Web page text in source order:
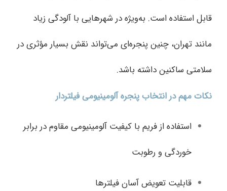
قابل استفاده است. به‌ویژه در شهرهایی با آلودگی زیاد
مانند تهران، چنین پنجره‌ای می‌تواند نقش بسیار مؤثری در
سلامتی ساکنین داشته باشد.
نکات مهم در انتخاب پنجره آلومینیومی فیلتر‌دار
استفاده از فریم با کیفیت آلومینیومی مقاوم در برابر
خوردگی و رطوبت
قابلیت تعویض آسان فیلترها